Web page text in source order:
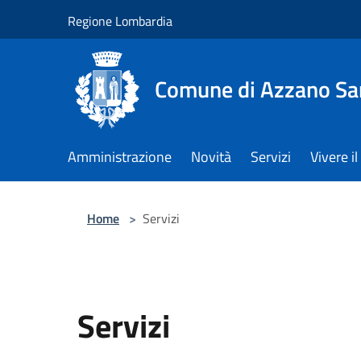
Regione Lombardia
Comune di Azzano
Amministrazione Novità Servizi Vivere
Home > Servizi
Servizi